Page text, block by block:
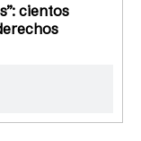
cientos